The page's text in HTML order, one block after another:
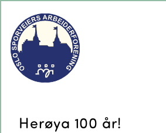
Herøya 100 år!